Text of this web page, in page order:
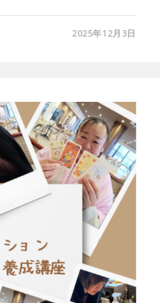
2025年12月3日